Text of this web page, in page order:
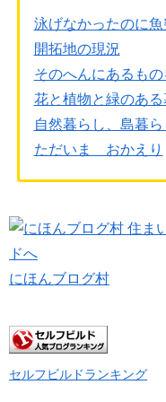
泳げなかったのに魚
開拓地の現況
そのへんにあるもの
花と植物と緑のある
自然暮らし、島暮ら
ただいま おかえり
にほんブログ村
セルフビルドランキング